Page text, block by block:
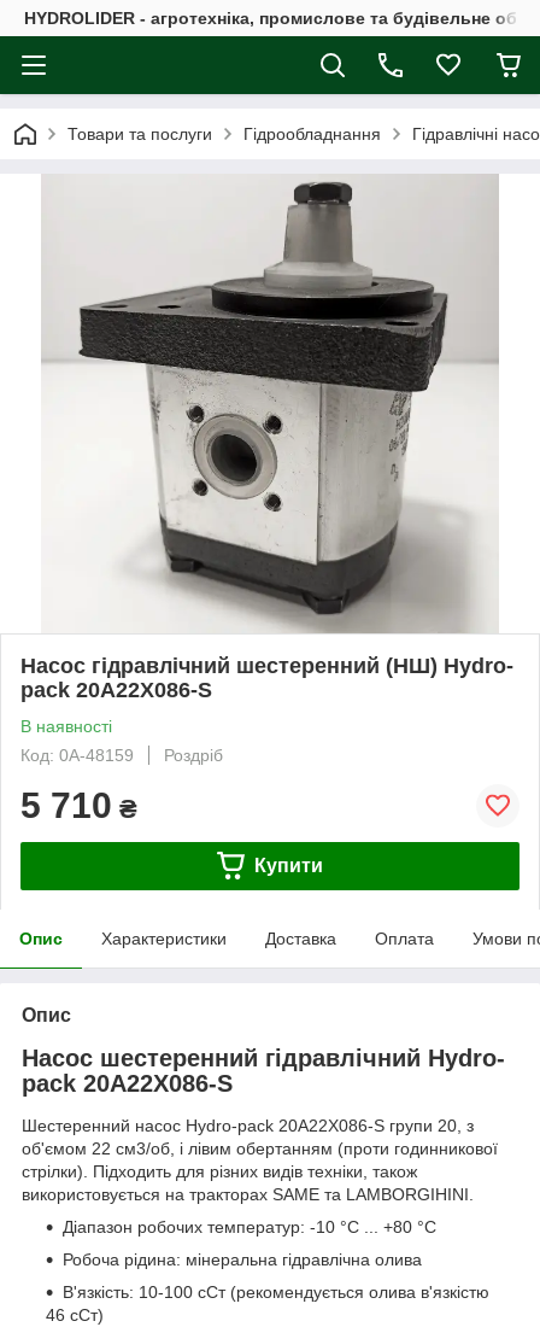
HYDROLIDER - агротехніка, промислове та будівельне
Товари та послуги Гідрообладнання Гідравлічні
Насос гідравлічний шестеренний (НШ) Hydro-
pack 20A22X086-S
В наявності
Код: 0А-48159
Роздріб
5 710 ₴
Купити
Опис Характеристики Доставка Оплата Умови
Опис
Насос шестеренний гідравлічний Hydro-
pack 20A22X086-S
Шестеренний насос Hydro-pack 20A22X086-S групи 20, з
об'ємом 22 см3/об, і лівим обертанням (проти годинникової
стрілки). Підходить для різних видів техніки, також
використовується на тракторах SAME та LAMBORGIHINI.
Діапазон робочих температур: -10 °C ... +80 °C
Робоча рідина: мінеральна гідравлічна олива
В'язкість: 10-100 сСт (рекомендується олива в'язкістю
46 сСт)